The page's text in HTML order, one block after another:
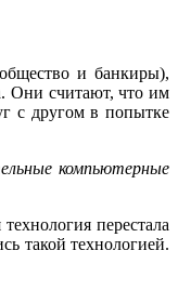
и банкиры),
Они считают, что им
с другом в попытке
компьютерные
перестала
такой технологией.